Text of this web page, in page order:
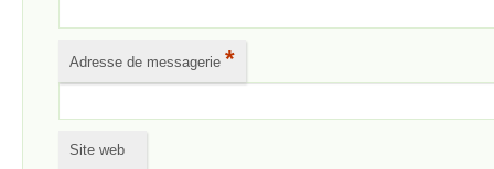
Adresse de messagerie *
Site web